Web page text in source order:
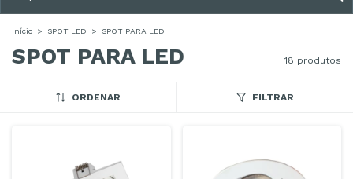
Início > SPOT LED > SPOT PARA LED
SPOT PARA LED 18 produtos
ORDENAR FILTRAR